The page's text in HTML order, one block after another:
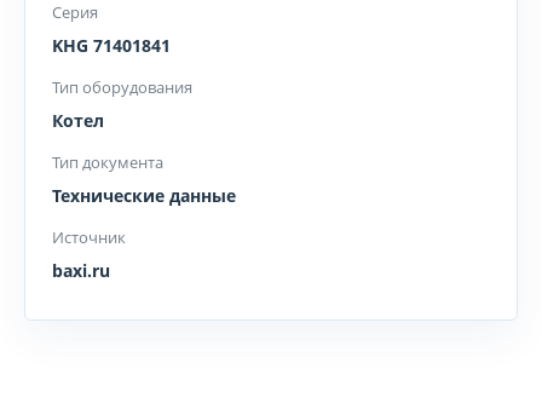
Серия
KHG 71401841
Тип оборудования
Котел
Тип документа
Технические данные
Источник
baxi.ru